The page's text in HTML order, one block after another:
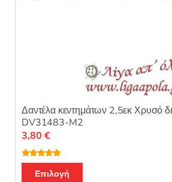
Δαντέλα κεντημάτων 2,5εκ Χρυσό
DV31483-M2
Βαθμολογή
θηκε με5.00
από 5
3,80 €
Επιλογή